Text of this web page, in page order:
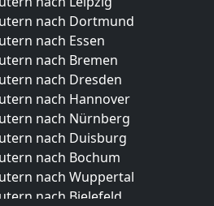
nach Dortmund
nach Essen
nach Bremen
nach Dresden
nach Hannover
nach Nürnberg
nach Duisburg
nach Bochum
nach Wuppertal
nach Bielefeld